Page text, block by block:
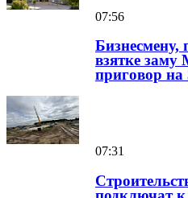
07:56
Бизнесмену,
взятке заму
приговор на
07:31